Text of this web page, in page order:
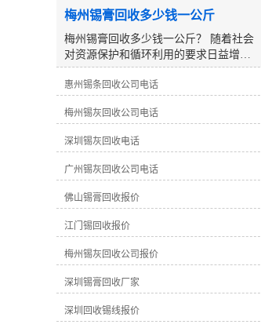
无铅锡线焊接良好，但熔点高达217℃。
这是不可替代的，所以没有可比性。从
以上可以看出，锡的含量并不完全决定
锡丝的焊接效果，选择合适的锡丝是好
的焊丝。
梅州锡膏回收多少钱一公斤
梅州锡膏回收多少钱一公斤？ 随着社会
对资源保护和循环利用的要求日益增
加，废弃物的再生利用显得尤为重要。
在电子制造行业中，锡膏是一种重要的
有益环保的行为。那么在梅州地区，回
收一公斤锡膏可以获得怎样的报价呢？
**，要了解在回收行业中，锡膏的回收
价格受到多方面因素的影响： 1. **锡膏
纯度**：回收的锡膏纯度越高，市场**
越高。因为高纯度的锡膏可以更好地加
工再利用。在回收过程中，提取出的纯
锡数量也会影响终的回收价格。 2. **市
影响回收价格。如果市场上对锡膏的需
求量大，则回收价格可能会相应上涨；
反之，需求不足时价格可能较为稳定或
下跌。 3. ****市场价格**：锡是一种有
**市场的金属，其价格会受到**市场价
惠州锡条回收公司电话
梅州锡灰回收公司电话
深圳锡灰回收电话
广州锡灰回收公司电话
佛山锡膏回收报价
江门锡回收报价
梅州锡灰回收公司报价
深圳锡膏回收厂家
深圳回收锡线报价